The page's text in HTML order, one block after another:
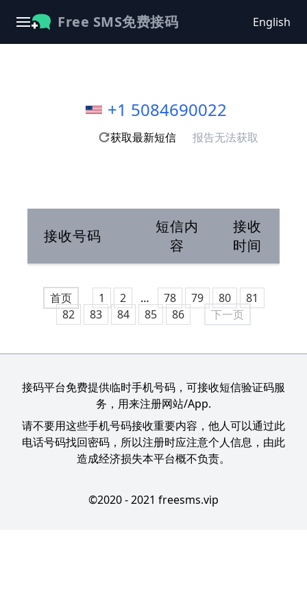
Free SMS免费接码 English
+1 5084690022
获取最新短信 报告无法获取
接收号码
短信内
容
接收
时间
首页 1 2 … 78 79 80
81
82
83 84 85 86 下一页
接码平台免费提供临时手机号码，可接收短信验证码服
务，用来注册网站/App.
请不要用这些手机号码接收重要内容，他人可以通过此
电话号码找回密码，所以注册时应注意个人信息，由此
造成经济损失本平台概不负责。
©2020 - 2021 freesms.vip